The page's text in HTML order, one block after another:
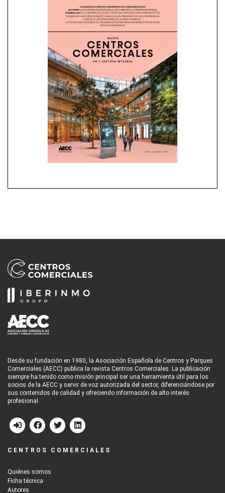
Desde su fundación en 1980, la Asociación Española de Centros y Parques
Comerciales (AECC) publica la revista Centros Comerciales. La publicación
siempre ha tenido como misión principal ser una herramienta útil para los
socios de la AECC y servir de voz autorizada del sector, diferenciándose por
sus contenidos de calidad y ofreciendo información de alto interés
profesional.
CENTROS COMERCIALES
Quiénes somos
Ficha técnica
Autores